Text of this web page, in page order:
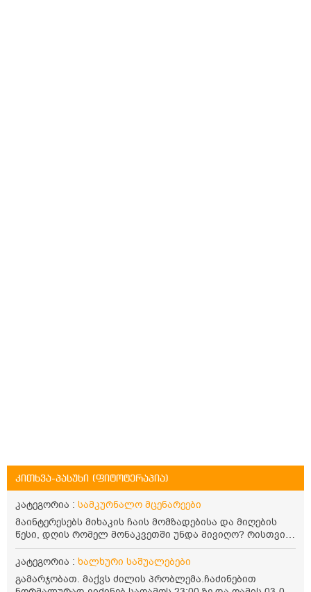
კითხვა-პასუხი (ფიტოტერაპია)
კატეგორია : სამკურნალო მცენარეები
მაინტერესებს მიხაკის ჩაის მომზადებისა და მიღების
წესი, დღის რომელ მონაკვეთში უნდა მივიღო? რისთვის
არის სასარგებლო და უკუჩვენება თუ აქვს
კატეგორია : ხალხური საშუალებები
გამარჯობათ. მაქვს ძილის პრობლემა.ჩაძინებით